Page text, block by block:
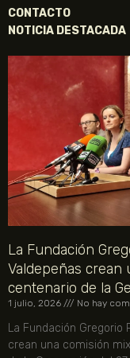
CONTACTO
NOTICIA DESTACADA
La Fundación
Valdepeñas crean
centenario de la
1 julio, 2026 No hay
La Fundación Gregorio
crean una comisión